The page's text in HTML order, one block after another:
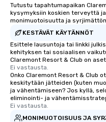
Tutustu tapahtumapaikan
kysymyksiin koskien terveyttä
monimuotoisuutta ja
KESTÄVÄT KÄYTÄNNÖT
Esittele lausuntoja tai linkki
kehityksen tai sosiaalisen
Claremont Resort & Club on
Ei vastausta.
Onko Claremont Resort & Club
keskitytään jätteiden (kuten
ja vähentämiseen? Jos kyllä,
eliminointi- ja
Ei vastausta.
MONIMUOTOISUUS JA